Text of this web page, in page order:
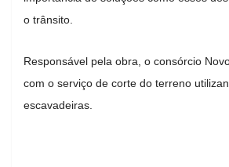
o trânsito.
Responsável pela obra, o consórcio
com o serviço de corte do terreno
escavadeiras.